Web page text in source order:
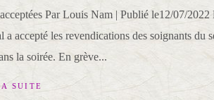
Par Louis Nam | Publié le12/07/
a accepté les revendications des soignants du
la soirée. En grève...
SUITE